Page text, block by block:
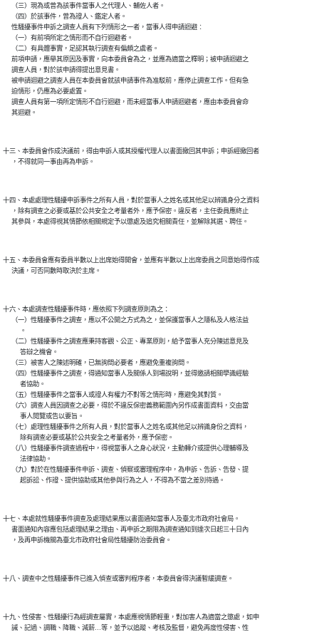
      （三）現為或曾為該事件當事人之代理人、輔佐人者。
      （四）於該事件，曾為證人、鑑定人者。
      性騷擾事件申訴之調查人員有下列情形之一者，當事人得申請迴避︰
      （一）有前項所定之情形而不自行迴避者。
      （二）有具體事實，足認其執行調查有偏頗之虞者。
      前項申請，應舉其原因及事實，向本委員會為之，並應為適當之釋明；被申請迴避之
      調查人員，對於該申請得提出意見書。
      被申請迴避之調查人員在本委員會就該申請事件為准駁前，應停止調查工作。但有急
      迫情形，仍應為必要處置。
      調查人員有第一項所定情形不自行迴避，而未經當事人申請迴避者，應由本委員會命
      其迴避。
十三、本委員會作成決議前，得由申訴人或其授權代理人以書面撤回其申訴；申訴經撤回者
      ，不得就同一事由再為申訴。
十四、本處處理性騷擾申訴事件之所有人員，對於當事人之姓名或其他足以辨識身分之資料
      ，除有調查之必要或基於公共安全之考量者外，應予保密。違反者，主任委員應終止
      其參與，本處得視其情節依相關規定予以懲處及追究相關責任，並解除其選、聘任。
十五、本委員會應有委員半數以上出席始得開會，並應有半數以上出席委員之同意始得作成
      決議，可否同數時取決於主席。
十六、本處調查性騷擾事件時，應依照下列調查原則為之：
      （一）性騷擾事件之調查，應以不公開之方式為之，並保護當事人之隱私及人格法益
            。
      （二）性騷擾事件之調查應秉持客觀、公正、專業原則，給予當事人充分陳述意見及
            答辯之機會。
      （三）被害人之陳述明確，已無詢問必要者，應避免重複詢問。
      （四）性騷擾事件之調查，得通知當事人及關係人到場說明，並得邀請相關學識經驗
            者協助。
      （五）性騷擾事件之當事人或證人有權力不對等之情形時，應避免其對質。
      （六）調查人員因調查之必要，得於不違反保密義務範圍內另作成書面資料，交由當
            事人閱覽或告以要旨。
      （七）處理性騷擾事件之所有人員，對於當事人之姓名或其他足以辨識身份之資料，
            除有調查必要或基於公共安全之考量者外，應予保密。
      （八）性騷擾事件調查過程中，得視當事人之身心狀況，主動轉介或提供心理輔導及
            法律協助。
      （九）對於在性騷擾事件申訴、調查、偵察或審理程序中，為申訴、告訴、告發、提
            起訴訟、作證、提供協助或其他參與行為之人，不得為不當之差別待遇。
十七、本處就性騷擾事件調查及處理結果應以書面通知當事人及臺北市政府社會局。
      書面通知內容應包括處理結果之理由、再申訴之期限為調查通知到達次日起三十日內
      ，及再申訴機關為臺北市政府社會局性騷擾防治委員會。
十八、調查中之性騷擾事件已進入偵查或審判程序者，本委員會得決議暫緩調查。
十九、性侵害、性騷擾行為經調查屬實，本處應視情節輕重，對加害人為適當之懲處，如申
      誡、記過、調職、降職、減薪…等，並予以追蹤、考核及監督，避免再度性侵害、性